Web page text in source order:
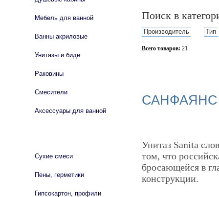
Поиск в
Производитель Тип
Всего товаров: 21
САНФАЯНС
Унитаз Sanita
том, что
бросающейся в
конструкции.
Мебель для ванной
Ванны акриловые
Унитазы и биде
Раковины
Смесители
Аксессуары для ванной
Сухие смеси
Пены, герметики
Гипсокартон, профили